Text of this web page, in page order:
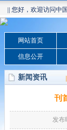
|| 您好，欢迎访问中
网站首页
信息公开
新闻资讯
刊
发布